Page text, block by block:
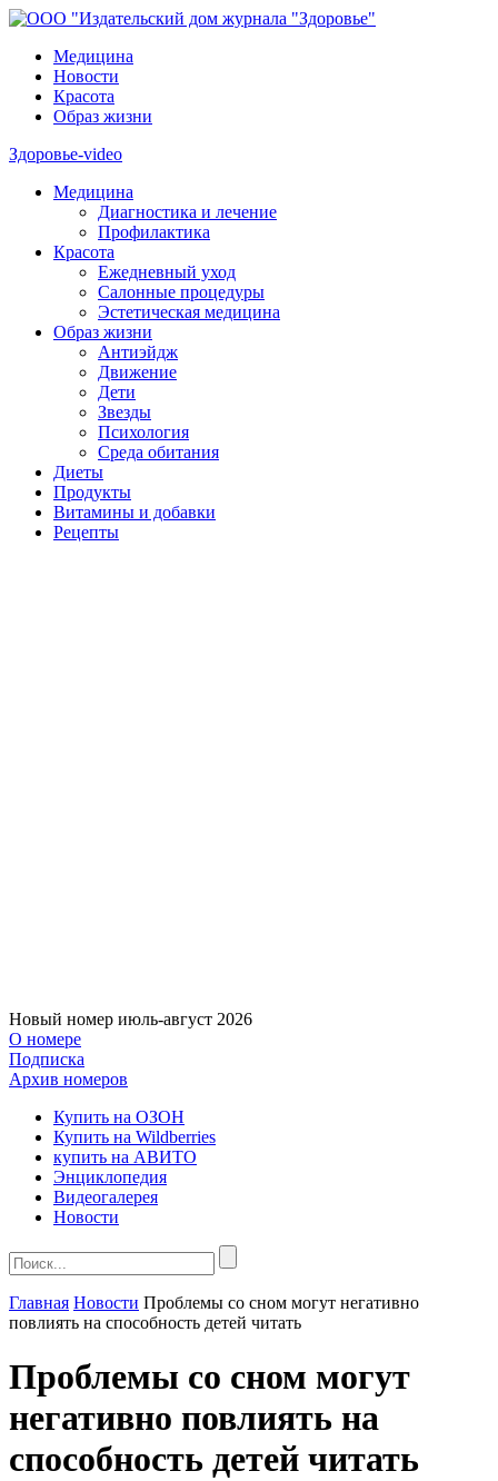
Медицина
Новости
Красота
Образ жизни
Здоровье-video
Медицина
Диагностика и лечение
Профилактика
Красота
Ежедневный уход
Салонные процедуры
Эстетическая медицина
Образ жизни
Антиэйдж
Движение
Дети
Звезды
Психология
Среда обитания
Диеты
Продукты
Витамины и добавки
Рецепты
Новый номер июль-август 2026
О номере
Подписка
Архив номеров
Купить на ОЗОН
Купить на Wildberries
купить на АВИТО
Энциклопедия
Видеогалерея
Новости
Главная Новости Проблемы со сном могут негативно
повлиять на способность детей читать
Проблемы со сном могут
негативно повлиять на
способность детей читать